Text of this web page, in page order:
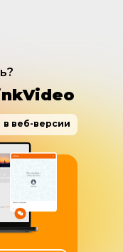
в веб-версии